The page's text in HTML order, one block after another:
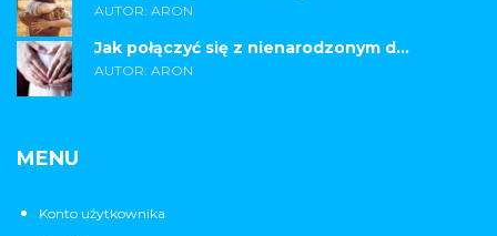
AUTOR: ARON
Jak połączyć się z nienarodzonym d...
AUTOR: ARON
MENU
Konto użytkownika